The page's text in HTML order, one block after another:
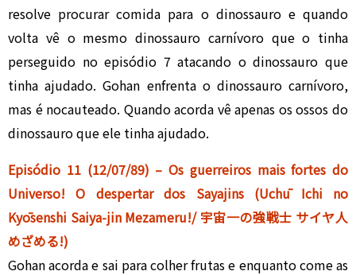
resolve procurar comida para o dinossauro e quando
volta vê o mesmo dinossauro carnívoro que o tinha
perseguido no episódio 7 atacando o dinossauro que
tinha ajudado. Gohan enfrenta o dinossauro carnívoro,
mas é nocauteado. Quando acorda vê apenas os ossos do
dinossauro que ele tinha ajudado.
Episódio 11 (12/07/89) – Os guerreiros mais fortes do
Universo! O despertar dos Sayajins (Uchū Ichi no
Kyōsenshi Saiya-jin Mezameru!/ 宇宙一の強戦士 サイヤ人
めざめる!)
Gohan acorda e sai para colher frutas e enquanto come as